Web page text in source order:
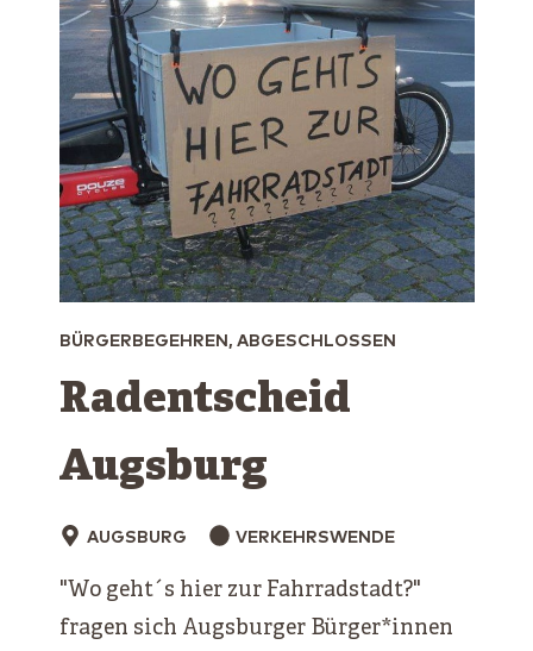
BÜRGERBEGEHREN, ABGESCHLOSSEN
Radentscheid
Augsburg
AUGSBURG VERKEHRSWENDE
"Wo geht´s hier zur Fahrradstadt?"
fragen sich Augsburger Bürger*innen